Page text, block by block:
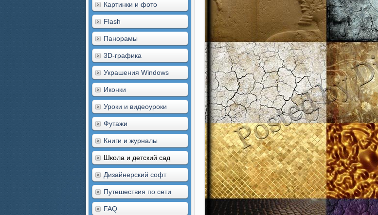
Картинки и фото
Flash
Панорамы
3D-графика
Украшения Windows
Иконки
Уроки и видеоуроки
Футажи
Книги и журналы
Школа и детский сад
Дизайнерский софт
Путешествия по сети
FAQ